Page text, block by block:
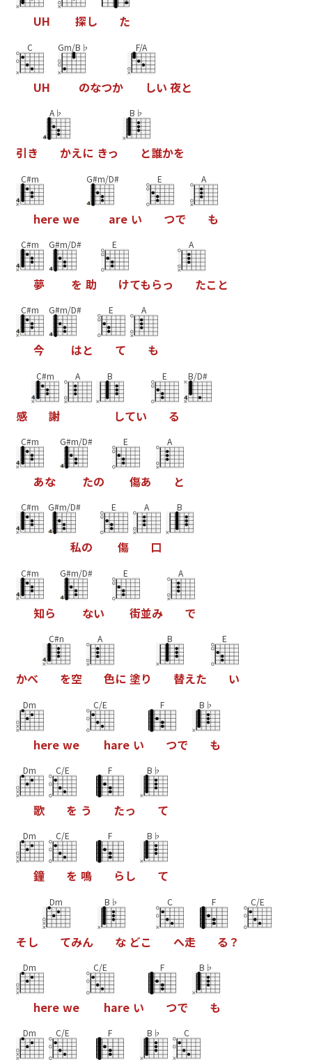
UH 探し た
C
UH
Gm/B♭
のなつか
F/A
しい 夜と
引き
A♭
かえに きっ
B♭
と誰かを
C#m
here we
G#m/D#
are い
E
つで
A
も
C#m
夢
G#m/D#
を 助
E
けてもらっ
A
たこ と
C#m
今
G#m/D#
はと
E
て
A
も
感
C#m
謝
A B
してい
E
る
B/D#
C#m
あな
G#m/D#
たの
E
傷あ
A
と
C#m G#m/D#
私の
E
傷
A
口
B
C#m
知ら
G#m/D#
ない
E
街並み
A
で
かべ
C#n
を空
A
色に 塗り
B
替えた
E
い
Dm
here we
C/E
hare い
F
つで
B♭
も
Dm
歌
C/E
を う
F
たっ
B♭
て
Dm
鐘
C/E
を 鳴
F
ら し
B♭
て
そ し
Dm
てみん
B♭
な どこ
C
へ走
F
る ？
C/E
Dm
here we
C/E
hare い
F
つで
B♭
も
Dm C/E F B♭ C